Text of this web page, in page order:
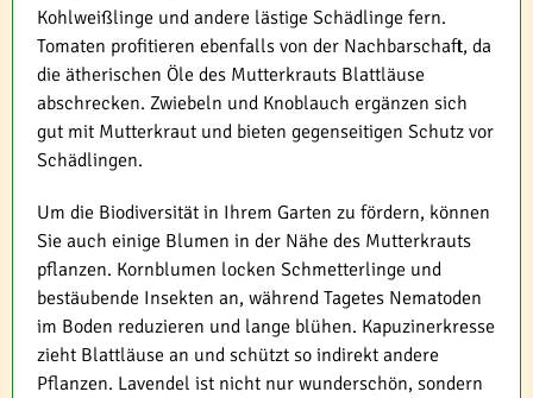
Kohlweißlinge und andere lästige Schädlinge fern.
Tomaten profitieren ebenfalls von der Nachbarschaft, da
die ätherischen Öle des Mutterkrauts Blattläuse
abschrecken. Zwiebeln und Knoblauch ergänzen sich
gut mit Mutterkraut und bieten gegenseitigen Schutz vor
Schädlingen.
Um die Biodiversität in Ihrem Garten zu fördern, können
Sie auch einige Blumen in der Nähe des Mutterkrauts
pflanzen. Kornblumen locken Schmetterlinge und
bestäubende Insekten an, während Tagetes Nematoden
im Boden reduzieren und lange blühen. Kapuzinerkresse
zieht Blattläuse an und schützt so indirekt andere
Pflanzen. Lavendel ist nicht nur wunderschön, sondern